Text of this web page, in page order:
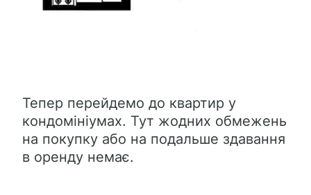
Тепер перейдемо до квартир у
кондомініумах. Тут жодних обмежень
на покупку або на подальше здавання
в оренду немає.